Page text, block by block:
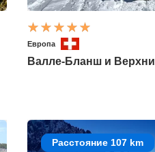
Европа
Валле-Бланш и
Расстояние 107 km